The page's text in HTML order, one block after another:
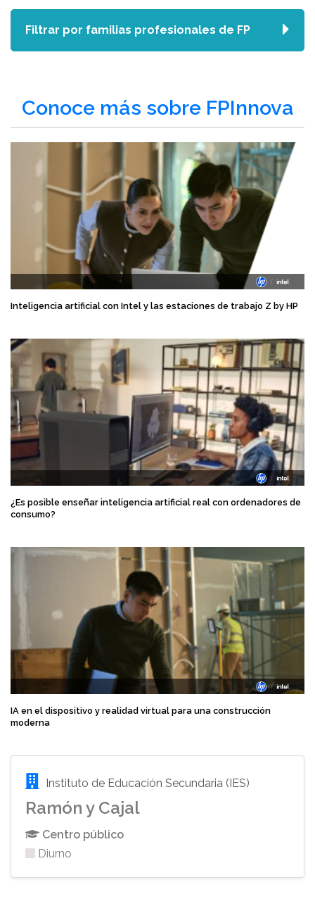
Conoce más sobre FPInnova
Inteligencia artificial con Intel y las estaciones de trabajo Z by HP
¿Es posible enseñar inteligencia artificial real con ordenadores de
consumo?
IA en el dispositivo y realidad virtual para una construcción
moderna
Instituto de Educación Secundaria (IES)
Ramón y Cajal
Centro público
Diurno
Filtrar por familias profesionales de FP